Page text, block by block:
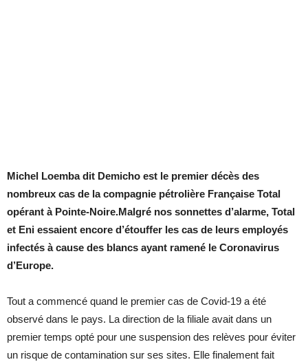
Michel Loemba dit Demicho est le premier décès des
nombreux cas de la compagnie pétrolière Française Total
opérant à Pointe-Noire.Malgré nos sonnettes d’alarme, Total
et Eni essaient encore d’étouffer les cas de leurs employés
infectés à cause des blancs ayant ramené le Coronavirus
d’Europe.
Tout a commencé quand le premier cas de Covid-19 a été
observé dans le pays. La direction de la filiale avait dans un
premier temps opté pour une suspension des relèves pour éviter
un risque de contamination sur ses sites. Elle finalement fait